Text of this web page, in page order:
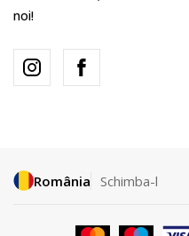
noi!
România Schimba-l